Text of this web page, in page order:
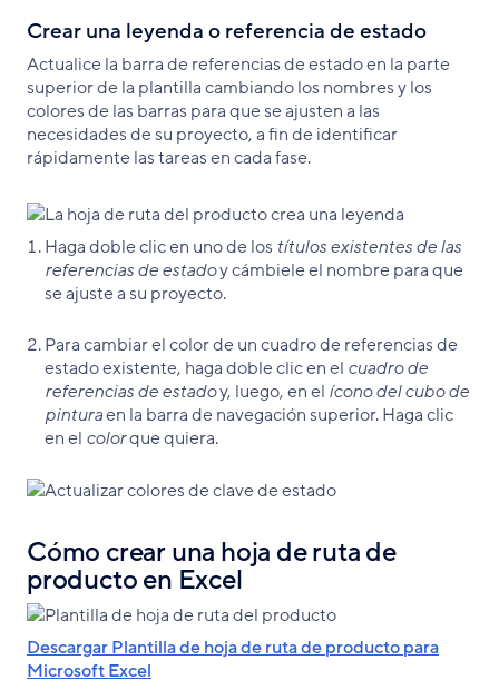
Crear una leyenda o referencia de estado
Actualice la barra de referencias de estado en la parte
superior de la plantilla cambiando los nombres y los
colores de las barras para que se ajusten a las
necesidades de su proyecto, a fin de identificar
rápidamente las tareas en cada fase.
Haga doble clic en uno de los títulos existentes de las
referencias de estadoy cámbiele el nombre para que
se ajuste a su proyecto.
Para cambiar el color de un cuadro de referencias de
estado existente, haga doble clic en el cuadro de
referencias de estadoy, luego, en el ícono del cubo de
pinturaen la barra de navegación superior. Haga clic
en el colorque quiera.
Cómo crear una hoja de ruta de
producto en Excel
Descargar Plantilla de hoja de ruta de producto para
Microsoft Excel